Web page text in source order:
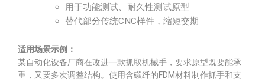
用于功能测试、耐久性测试原型
替代部分传统CNC样件，缩短交期
适用场景示例：
某自动化设备厂商在改进一款抓取机械手，要求原型既要能承
重，又要多次调整结构。使用含碳纤的FDM材料制作抓手和支